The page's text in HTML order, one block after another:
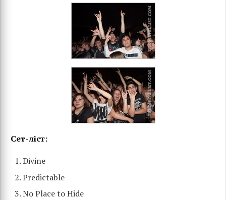
Сет-ліст:
Divine
Predictable
No Place to Hide